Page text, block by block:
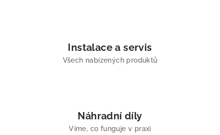
Instalace a servis
Všech nabízených produktů
Náhradní díly
Víme, co funguje v praxi